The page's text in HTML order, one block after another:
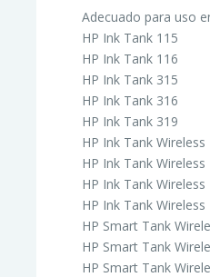
Adecuado para uso
HP Ink Tank 115
HP Ink Tank 116
HP Ink Tank 315
HP Ink Tank 316
HP Ink Tank 319
HP Ink Tank Wireless
HP Ink Tank Wireless
HP Ink Tank Wireless
HP Ink Tank Wireless
HP Smart Tank
HP Smart Tank
HP Smart Tank